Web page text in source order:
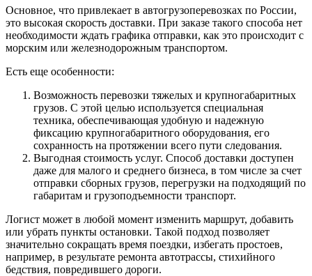
Основное, что привлекает в автогрузоперевозках по России,
это высокая скорость доставки. При заказе такого способа нет
необходимости ждать графика отправки, как это происходит с
морским или железнодорожным транспортом.
Есть еще особенности:
Возможность перевозки тяжелых и крупногабаритных
грузов. С этой целью используется специальная
техника, обеспечивающая удобную и надежную
фиксацию крупногабаритного оборудования, его
сохранность на протяжении всего пути следования.
Выгодная стоимость услуг. Способ доставки доступен
даже для малого и среднего бизнеса, в том числе за счет
отправки сборных грузов, перегрузки на подходящий по
габаритам и грузоподъемности транспорт.
Логист может в любой момент изменить маршрут, добавить
или убрать пункты остановки. Такой подход позволяет
значительно сокращать время поездки, избегать простоев,
например, в результате ремонта автотрассы, стихийного
бедствия, повредившего дороги.